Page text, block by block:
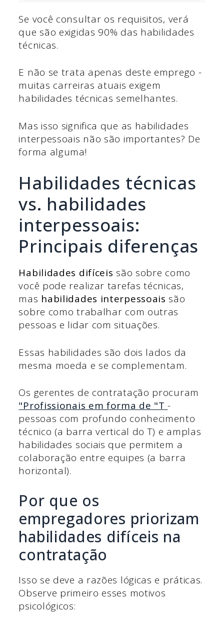
Se você consultar os requisitos, verá
que são exigidas 90% das habilidades
técnicas.
E não se trata apenas deste emprego -
muitas carreiras atuais exigem
habilidades técnicas semelhantes.
Mas isso significa que as habilidades
interpessoais não são importantes? De
forma alguma!
Habilidades técnicas
vs. habilidades
interpessoais:
Principais diferenças
Habilidades difíceis são sobre como
você pode realizar tarefas técnicas,
mas habilidades interpessoais são
sobre como trabalhar com outras
pessoas e lidar com situações.
Essas habilidades são dois lados da
mesma moeda e se complementam.
Os gerentes de contratação procuram
"Profissionais em forma de "T -
pessoas com profundo conhecimento
técnico (a barra vertical do T) e amplas
habilidades sociais que permitem a
colaboração entre equipes (a barra
horizontal).
Por que os
empregadores priorizam
habilidades difíceis na
contratação
Isso se deve a razões lógicas e práticas.
Observe primeiro esses motivos
psicológicos: